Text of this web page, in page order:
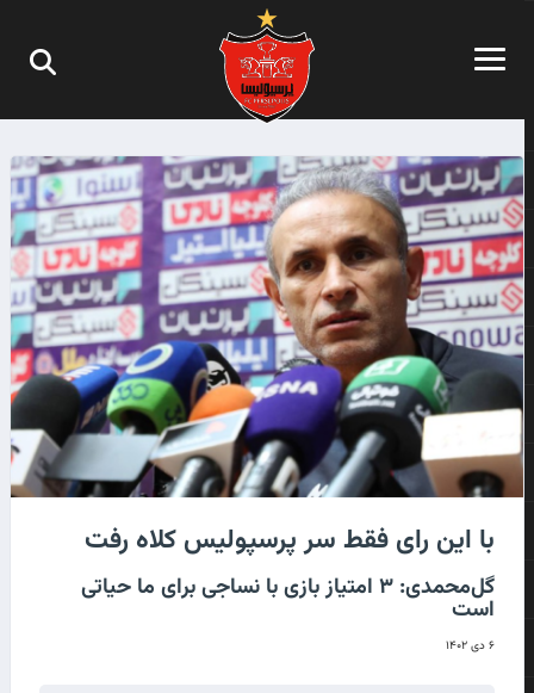
با این رای فقط سر پرسپولیس کلاه رفت
گل‌محمدی: ۳ امتیاز بازی با نساجی برای ما حیاتی
است
۶ دی ۱۴۰۲